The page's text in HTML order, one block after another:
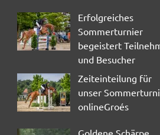
Erfolgreiches
Sommerturnier
begeistert
und Besucher
Zeiteinteilung für
unser
onlineGroés